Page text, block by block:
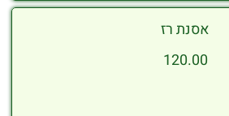
אסנת רז
120.00